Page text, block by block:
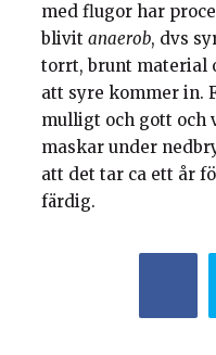
med flugor har
blivit anaerob, dvs
torrt, brunt material
att syre kommer in.
mulligt och gott och
maskar under
att det tar ca ett år
färdig.